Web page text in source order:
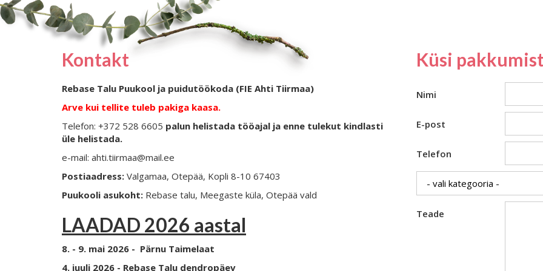
Kontakt
Rebase Talu Puukool ja puidutöökoda (FIE Ahti Tiirmaa)
Arve kui tellite tuleb pakiga kaasa.
Telefon: +372 528 6605 palun helistada tööajal ja enne tulekut kindlasti
üle helistada.
e-mail: ahti.tiirmaa@mail.ee
Postiaadress: Valgamaa, Otepää, Kopli 8-10 67403
Puukooli asukoht: Rebase talu, Meegaste küla, Otepää vald
LAADAD 2026 aastal
8. - 9. mai 2026 - Pärnu Taimelaat
4. juuli 2026 - Rebase Talu dendropäev
Küsi
Nimi
E-post
Telefon
Teade